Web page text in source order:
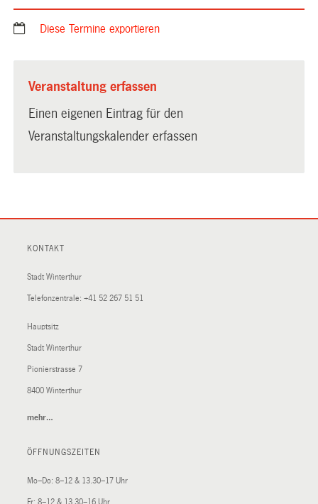
Diese Termine exportieren
Veranstaltung erfassen
Einen eigenen Eintrag für den
Veranstaltungskalender erfassen
KONTAKT
Stadt Winterthur
Telefonzentrale: +41 52 267 51 51
Hauptsitz
Stadt Winterthur
Pionierstrasse 7
8400 Winterthur
mehr…
ÖFFNUNGSZEITEN
Mo–Do: 8–12 & 13.30–17 Uhr